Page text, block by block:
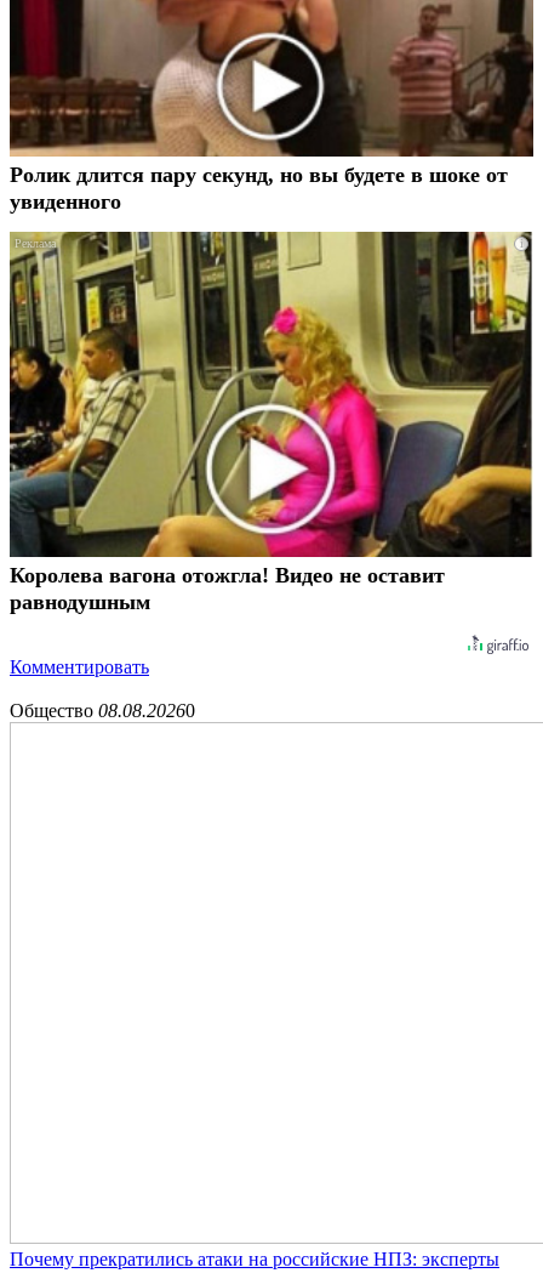
Ролик длится пару секунд, но вы будете в шоке от
увиденного
i
Королева вагона отожгла! Видео не оставит
равнодушным
Комментировать
Общество 08.08.20260
Почему прекратились атаки на российские НПЗ: эксперты